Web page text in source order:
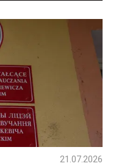
21.07.2026